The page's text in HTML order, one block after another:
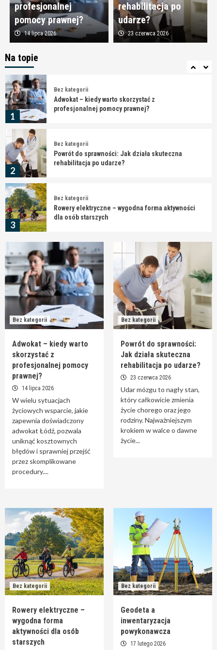
profesjonalnej
pomocy prawnej?
14 lipca 2026
rehabilitacja po
udarze?
23 czerwca 2026
Na topie
4
5
Bez kategorii
Tarcica bukowa hurtownia – materiał dla
1
Bez kategorii
Adwokat – kiedy warto skorzystać z
profesjonalnej pomocy prawnej?
2
Bez kategorii
Powrót do sprawności: Jak działa skuteczna
rehabilitacja po udarze?
3
Bez kategorii
Rowery elektryczne – wygodna forma aktywności
dla osób starszych
4
Bez kategorii
Geodeta a inwentaryzacja powykonawcza
Bez kategorii
Tarcica bukowa hurtownia – materiał dla
profesjonalnych stolarzy
1
Bez kategorii
Adwokat – kiedy warto skorzystać z
profesjonalnej pomocy prawnej?
2
Bez kategorii
Powrót do sprawności: Jak działa skuteczna
rehabilitacja po udarze?
4
Bez kategorii
Geodeta a inwentaryzacja powykonawcza
5
Bez kategorii
Tarcica bukowa hurtownia – materiał dla
profesjonalnych stolarzy
Bez kategorii
Adwokat – kiedy warto
skorzystać z
profesjonalnej pomocy
prawnej?
14 lipca 2026
W wielu sytuacjach
życiowych wsparcie, jakie
zapewnia doświadczony
adwokat Łódź, pozwala
uniknąć kosztownych
błędów i sprawniej przejść
przez skomplikowane
procedury....
Bez kategorii
Powrót do sprawności:
Jak działa skuteczna
rehabilitacja po udarze?
23 czerwca 2026
Udar mózgu to nagły stan,
który całkowicie zmienia
życie chorego oraz jego
rodziny. Najważniejszym
krokiem w walce o dawne
życie...
Bez kategorii
Rowery elektryczne –
wygodna forma
aktywności dla osób
starszych
Bez kategorii
Geodeta a
inwentaryzacja
powykonawcza
17 lutego 2026